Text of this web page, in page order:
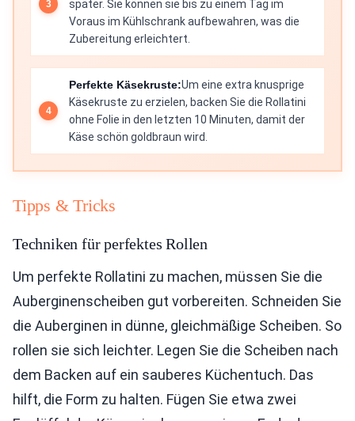
später. Sie können sie bis zu einem Tag im
Voraus im Kühlschrank aufbewahren, was die
Zubereitung erleichtert.
Perfekte Käsekruste:Um eine extra knusprige
Käsekruste zu erzielen, backen Sie die Rollatini
ohne Folie in den letzten 10 Minuten, damit der
Käse schön goldbraun wird.
Tipps & Tricks
Techniken für perfektes Rollen
Um perfekte Rollatini zu machen, müssen Sie die
Auberginenscheiben gut vorbereiten. Schneiden Sie
die Auberginen in dünne, gleichmäßige Scheiben. So
rollen sie sich leichter. Legen Sie die Scheiben nach
dem Backen auf ein sauberes Küchentuch. Das
hilft, die Form zu halten. Fügen Sie etwa zwei